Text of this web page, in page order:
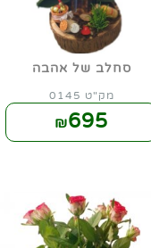
סחלב של אהבה
מק"ט 0145
₪695